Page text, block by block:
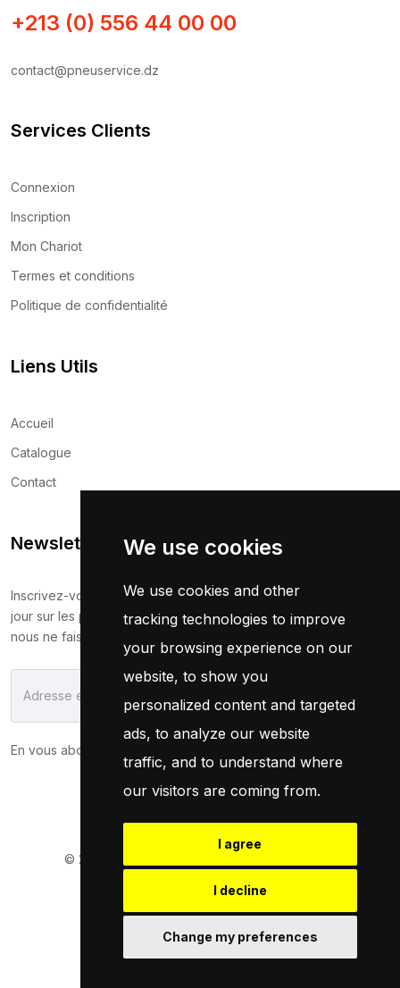
We use cookies
We use cookies and other
tracking technologies to improve
your browsing experience on our
website, to show you
personalized content and targeted
ads, to analyze our website
traffic, and to understand where
our visitors are coming from.
I agree
I decline
Change my preferences
+213 (0) 556 44 00 00
contact@pneuservice.dz
Services Clients
Connexion
Inscription
Mon Chariot
Termes et conditions
Politique de confidentialité
Liens Utils
Accueil
Catalogue
Contact
Newsletter
Inscrivez-vous maintenant pour recevoir les dernières mises à
jour sur les promotions et les coupons. Ne vous inquiétez pas,
nous ne faisons pas de spam !
S'Abonner
En vous abonnant, vous acceptez notre
© 2026
Naro Dev